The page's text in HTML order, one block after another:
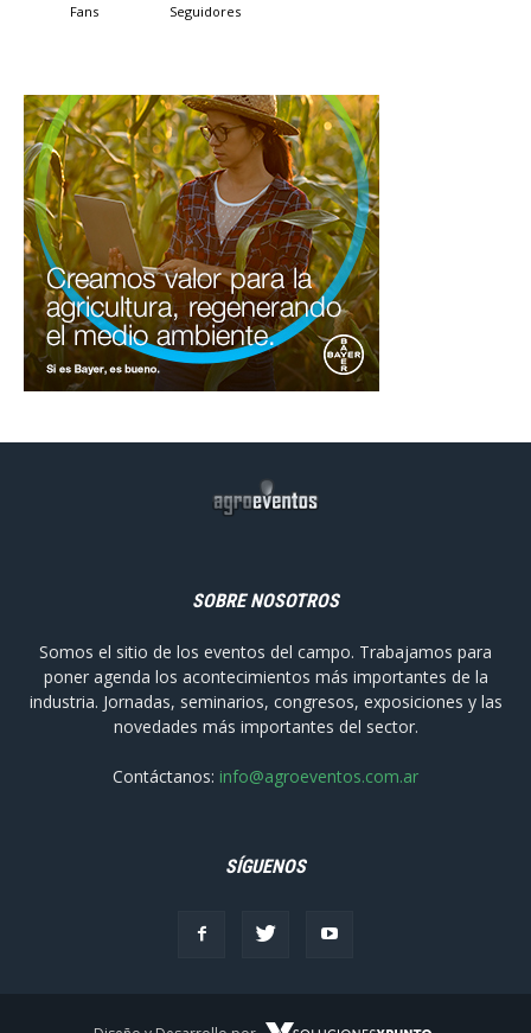
Fans Seguidores
SOBRE NOSOTROS
Somos el sitio de los eventos del campo. Trabajamos para
poner agenda los acontecimientos más importantes de la
industria. Jornadas, seminarios, congresos, exposiciones y las
novedades más importantes del sector.
Contáctanos: info@agroeventos.com.ar
SÍGUENOS